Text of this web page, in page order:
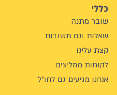
כללי
שובר מתנה
שאלות וגם תשובות
קצת עלינו
לקוחות ממליצים
אנחנו מגיעים גם לחו"ל